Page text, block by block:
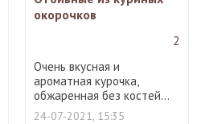
окорочков
2
Очень вкусная и
ароматная курочка,
обжаренная без костей...
24-07-2021, 15:35